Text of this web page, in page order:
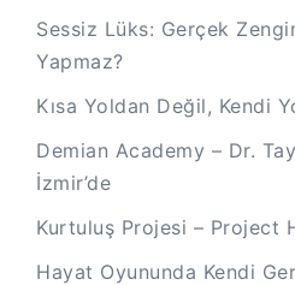
Sessiz Lüks: Gerçek
Yapmaz?
Kısa Yoldan Değil, Kendi
Demian Academy – Dr.
İzmir’de
Kurtuluş Projesi – Project
Hayat Oyununda Kendi